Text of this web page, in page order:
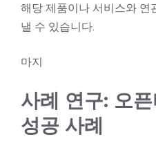
해당 제품이나 서비스와 연
낼 수 있습니다.
마지
사례 연구: 오
성공 사례